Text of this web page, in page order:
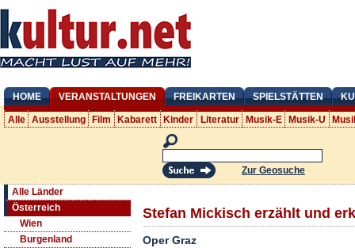
HOME VERANSTALTUNGEN FREIKARTEN SPIELSTÄTTEN
Alle Ausstellung Film Kabarett Kinder Literatur Musik-E Musik-U
Zur Geosuche
Alle Länder
Österreich
Wien
Burgenland
Stefan Mickisch erzählt und
Oper Graz